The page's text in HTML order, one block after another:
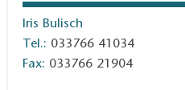
Iris Bulisch
Tel.: 033766 41034
Fax: 033766 21904